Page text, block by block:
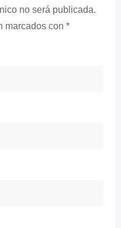
no será publicada.
marcados con *